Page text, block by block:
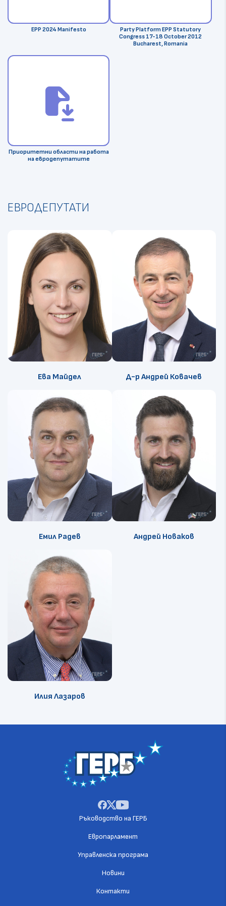
EPP 2024 Manifesto
Party Platform EPP Statutory
Congress 17-18 October 2012
Bucharest, Romania
file_save
Приоритетни области на работа
на евродепутатите
ЕВРОДЕПУТАТИ
Ева Майдел Д-р Андрей Ковачев
Емил Радев Андрей Новаков
Илия Лазаров
Ръководство на ГЕРБ
Европарламент
Управленска програма
Новини
Контакти